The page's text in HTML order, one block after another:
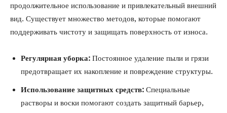
продолжительное использование и привлекательный внешний
вид. Существует множество методов, которые помогают
поддерживать чистоту и защищать поверхность от износа.
Регулярная уборка: Постоянное удаление пыли и грязи
предотвращает их накопление и повреждение структуры.
Использование защитных средств: Специальные
растворы и воски помогают создать защитный барьер,